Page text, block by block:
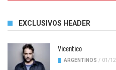
EXCLUSIVOS HEADER
Vicentico
ARGENTINOS / 01/